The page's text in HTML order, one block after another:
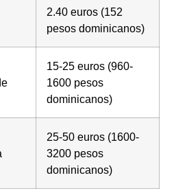
2.40 euros (152
pesos dominicanos)
15-25 euros (960-
1600 pesos
dominicanos)
25-50 euros (1600-
3200 pesos
dominicanos)